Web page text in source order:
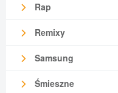
Rap
Remixy
Samsung
Śmieszne